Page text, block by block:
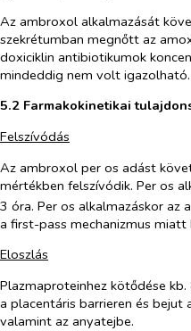
Az ambroxol alkalmazását
szekrétumban megnőtt az
doxiciklin antibiotikumok
mindeddig nem volt igazolható.
5.2 Farmakokinetikai
Felszívódás
Az ambroxol per os adást
mértékben felszívódik. Per os
3 óra. Per os alkalmazáskor az
a first-pass mechanizmus miatt
Eloszlás
Plazmaproteinhez kötődése
a placentáris barrieren és bejut
valamint az anyatejbe.